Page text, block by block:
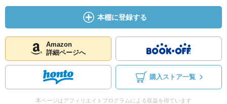
本棚に登録する
Amazon
詳細ページへ
購入ストア一覧
本ページはアフィリエイトプログラムによる収益を得ています